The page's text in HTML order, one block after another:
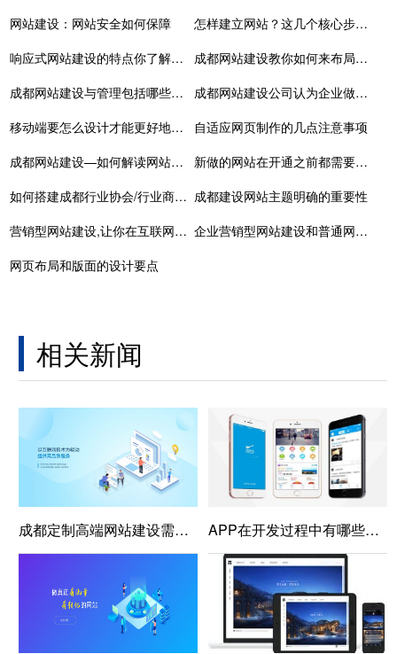
网站建设：网站安全如何保障
怎样建立网站？这几个核心步骤要知晓
响应式网站建设的特点你了解多少
成都网站建设教你如何来布局这些关键词
成都网站建设与管理包括哪些内容
成都网站建设公司认为企业做好网站的好处有这些！
移动端要怎么设计才能更好地提升用户的体验？
自适应网页制作的几点注意事项
成都网站建设—如何解读网站的逻辑链接结构
新做的网站在开通之前都需要做什么工作
如何搭建成都行业协会/行业商会数字化系统？ 成都建设网站主题明确的重要性
营销型网站建设,让你在互联网时代快人一步
企业营销型网站建设和普通网站有什么区别
网页布局和版面的设计要点
相关新闻
成都定制高端网站建设需要具备哪些应用条件？ APP在开发过程中有哪些问题需要注意